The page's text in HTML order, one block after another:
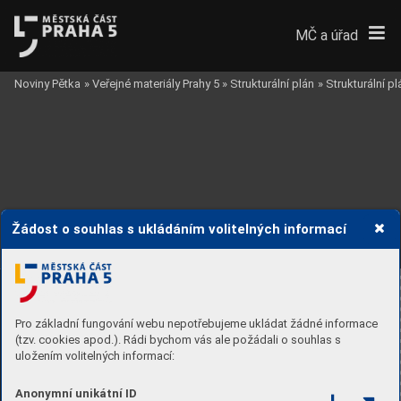
Žádost o souhlas s ukládáním volitelných informací
Pro základní fungování webu nepotřebujeme ukládat žádné informace
(tzv. cookies apod.). Rádi bychom vás ale požádali o souhlas s
uložením volitelných informací:
Anonymní unikátní ID
MČ a úřad
Noviny Pětka » Veřejné materiály Prahy 5 » Strukturální plán » Strukturální